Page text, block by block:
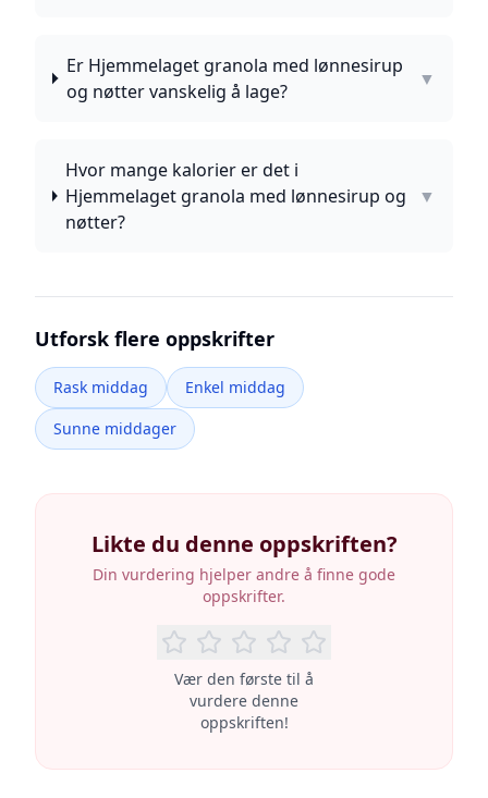
Er Hjemmelaget granola med lønnesirup
og nøtter vanskelig å lage?
▼
Hvor mange kalorier er det i
Hjemmelaget granola med lønnesirup og
nøtter?
▼
Utforsk flere oppskrifter
Rask middag
Enkel middag
Sunne middager
Likte du denne oppskriften?
Din vurdering hjelper andre å finne gode
oppskrifter.
Vær den første til å
vurdere denne
oppskriften!